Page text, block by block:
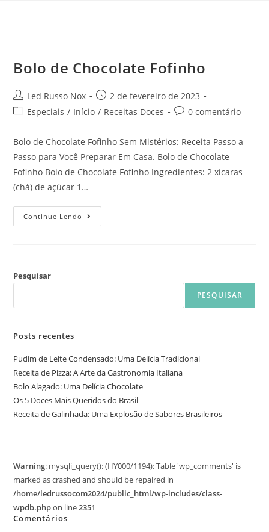
Bolo de Chocolate Fofinho
Led Russo Nox
2 de fevereiro de 2023
Especiais / Início / Receitas Doces 0 comentário
Bolo de Chocolate Fofinho Sem Mistérios: Receita Passo a
Passo para Você Preparar Em Casa. Bolo de Chocolate
Fofinho Bolo de Chocolate Fofinho Ingredientes: 2 xícaras
(chá) de açúcar 1…
Continue Lendo
Pesquisar
PESQUISAR
Posts recentes
Pudim de Leite Condensado: Uma Delícia Tradicional
Receita de Pizza: A Arte da Gastronomia Italiana
Bolo Alagado: Uma Delícia Chocolate
Os 5 Doces Mais Queridos do Brasil
Receita de Galinhada: Uma Explosão de Sabores Brasileiros
Warning: mysqli_query(): (HY000/1194): Table 'wp_comments' is
marked as crashed and should be repaired in
/home/ledrussocom2024/public_html/wp-includes/class-
wpdb.phpon line2351
Comentários